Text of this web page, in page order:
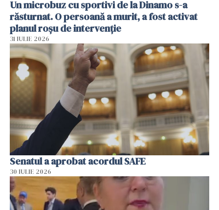
Un microbuz cu sportivi de la Dinamo s-a
răsturnat. O persoană a murit, a fost activat
planul roșu de intervenție
31 IULIE 2026
Senatul a aprobat acordul SAFE
30 IULIE 2026